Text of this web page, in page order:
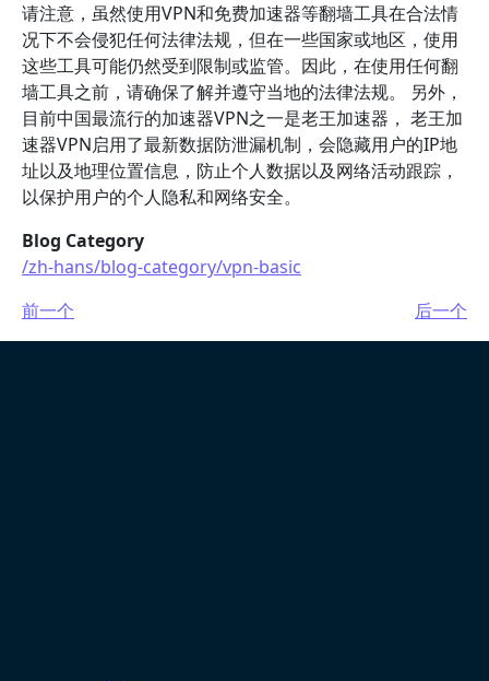
请注意，虽然使用VPN和免费加速器等翻墙工具在合法情
况下不会侵犯任何法律法规，但在一些国家或地区，使用
这些工具可能仍然受到限制或监管。因此，在使用任何翻
墙工具之前，请确保了解并遵守当地的法律法规。 另外，
目前中国最流行的加速器VPN之一是老王加速器， 老王加
速器VPN启用了最新数据防泄漏机制，会隐藏用户的IP地
址以及地理位置信息，防止个人数据以及网络活动跟踪，
以保护用户的个人隐私和网络安全。
Blog Category
/zh-hans/blog-category/vpn-basic
前一个
后一个